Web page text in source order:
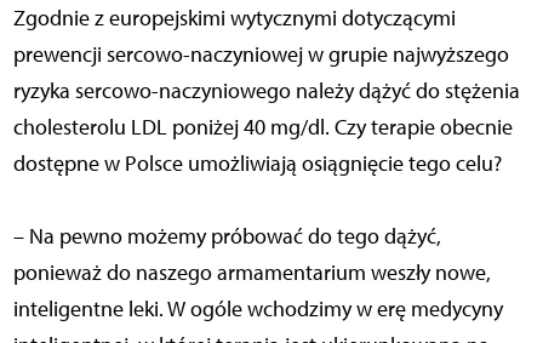
Zgodnie z europejskimi wytycznymi dotyczącymi
prewencji sercowo-naczyniowej w grupie najwyższego
ryzyka sercowo-naczyniowego należy dążyć do stężenia
cholesterolu LDL poniżej 40 mg/dl. Czy terapie obecnie
dostępne w Polsce umożliwiają osiągnięcie tego celu?
– Na pewno możemy próbować do tego dążyć,
ponieważ do naszego armamentarium weszły nowe,
inteligentne leki. W ogóle wchodzimy w erę medycyny